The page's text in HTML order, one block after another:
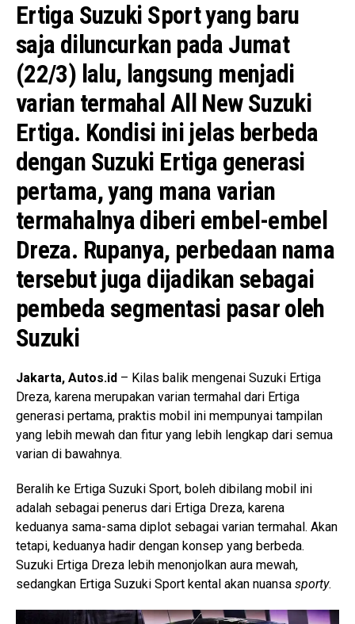
Ertiga Suzuki Sport yang baru
saja diluncurkan pada Jumat
(22/3) lalu, langsung menjadi
varian termahal All New Suzuki
Ertiga. Kondisi ini jelas berbeda
dengan Suzuki Ertiga generasi
pertama, yang mana varian
termahalnya diberi embel-embel
Dreza. Rupanya, perbedaan nama
tersebut juga dijadikan sebagai
pembeda segmentasi pasar oleh
Suzuki
Jakarta, Autos.id – Kilas balik mengenai Suzuki Ertiga
Dreza, karena merupakan varian termahal dari Ertiga
generasi pertama, praktis mobil ini mempunyai tampilan
yang lebih mewah dan fitur yang lebih lengkap dari semua
varian di bawahnya.
Beralih ke Ertiga Suzuki Sport, boleh dibilang mobil ini
adalah sebagai penerus dari Ertiga Dreza, karena
keduanya sama-sama diplot sebagai varian termahal. Akan
tetapi, keduanya hadir dengan konsep yang berbeda.
Suzuki Ertiga Dreza lebih menonjolkan aura mewah,
sedangkan Ertiga Suzuki Sport kental akan nuansa sporty.